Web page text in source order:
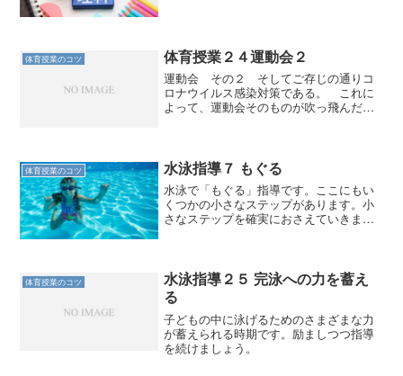
体育授業のコツ 体育授業２４運動会２
運動会 その２ そしてご存じの通りコ
ロナウイルス感染対策である。 これに
よって、運動会そのものが吹っ飛んだ。
ら、どんな結果が出るのだろ...
体育授業のコツ 水泳指導７ もぐる
水泳で「もぐる」指導です。ここにもい
くつかの小さなステップがあります。小
さなステップを確実におさえていきまし
体育授業のコツ
水泳指導２５ 完泳への力を蓄え
る
子どもの中に泳げるためのさまざまな力
が蓄えられる時期です。励ましつつ指導
を続けましょう。